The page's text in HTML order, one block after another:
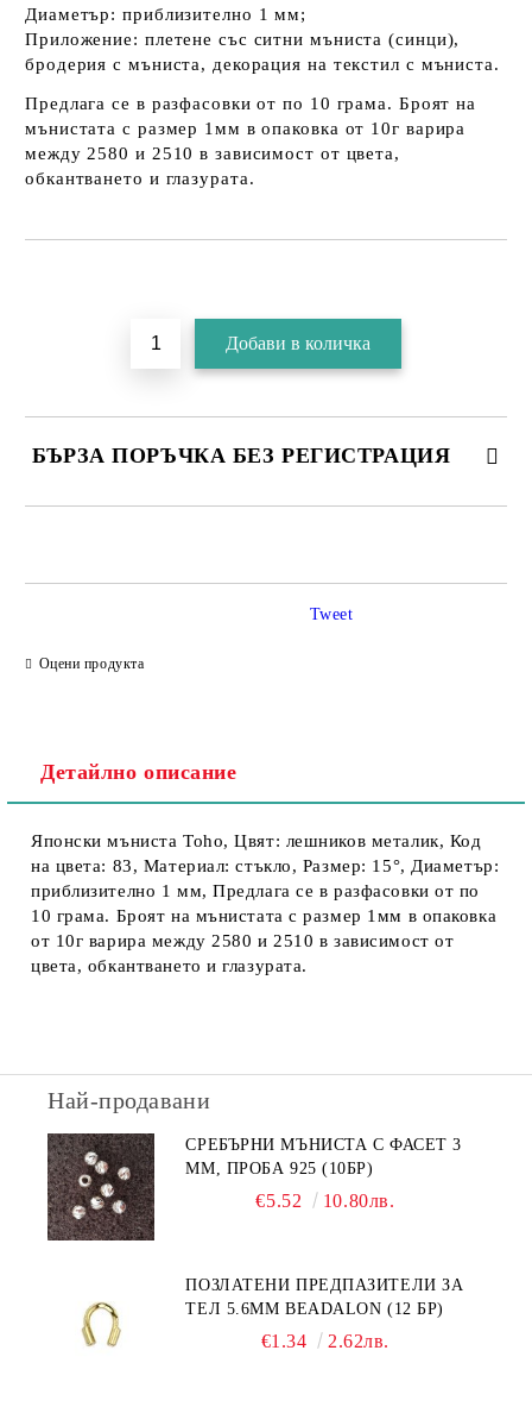
Диаметър: приблизително 1 мм;
Приложение: плетене със ситни мъниста (синци),
бродерия с мъниста, декорация на текстил с мъниста.
Предлага се в разфасовки от по 10 грама. Броят на
мънистата с размер 1мм в опаковка от 10г варира
между 2580 и 2510 в зависимост от цвета,
обкантването и глазурата.
БЪРЗА ПОРЪЧКА БЕЗ РЕГИСТРАЦИЯ
Оцени продукта
Tweet
Детайлно описание
Японски мъниста Toho, Цвят: лешников металик, Код
на цвета: 83, Материал: стъкло, Размер: 15°, Диаметър:
приблизително 1 мм, Предлага се в разфасовки от по
10 грама. Броят на мънистата с размер 1мм в опаковка
от 10г варира между 2580 и 2510 в зависимост от
цвета, обкантването и глазурата.
Най-продавани
СРЕБЪРНИ МЪНИСТА С ФАСЕТ 3
ММ, ПРОБА 925 (10БР)
€5.52 10.80лв.
ПОЗЛАТЕНИ ПРЕДПАЗИТЕЛИ ЗА
ТЕЛ 5.6ММ BEADALON (12 БР)
€1.34 2.62лв.